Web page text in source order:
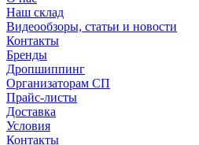
Наш склад
Видеообзоры, статьи и новости
Контакты
Бренды
Дропшиппинг
Организаторам СП
Прайс-листы
Доставка
Условия
Контакты